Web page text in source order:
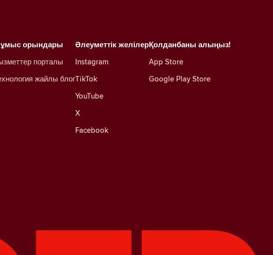
Әлеуметтік желілер
Instagram
TikTok
YouTube
X
Facebook
орындары
порталы
жайлы блог
Қолданбаны алыңыз!
App Store
Google Play Store